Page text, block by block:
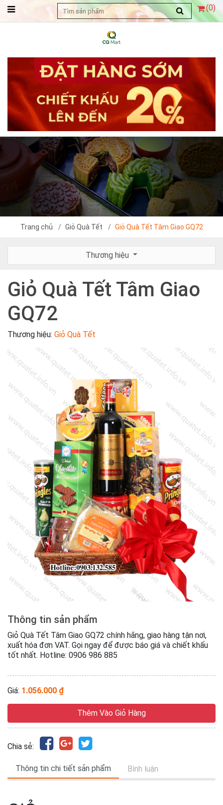
(0)
Trang chủ Giỏ Quà Tết Giỏ Quà Tết Tâm Giao GQ72
Thương hiệu
Giỏ Quà Tết Tâm Giao
GQ72
Thương hiệu: Giỏ Quà Tết
Thông tin sản phẩm
Giỏ Quà Tết Tâm Giao GQ72 chính hãng, giao hàng tận nơi,
xuất hóa đơn VAT. Gọi ngay để được báo giá và chiết khấu
tốt nhất. Hotline: 0906 986 885
Giá: 1.056.000 ₫
Thêm Vào Giỏ Hàng
Chia sẻ:
Thông tin chi tiết sản phẩm Bình luận